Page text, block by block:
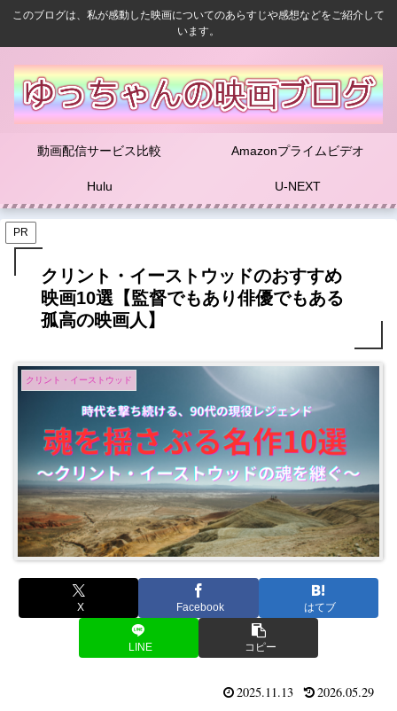
このブログは、私が感動した映画についてのあらすじや感想などをご紹介して
います。
動画配信サービス比較 Amazonプライムビデオ
Hulu U-NEXT
PR
クリント・イーストウッドのおすすめ
映画10選【監督でもあり俳優でもある
孤高の映画人】
クリント・イーストウッド
X Facebook はてブ
LINE コピー
2025.11.13 2026.05.29